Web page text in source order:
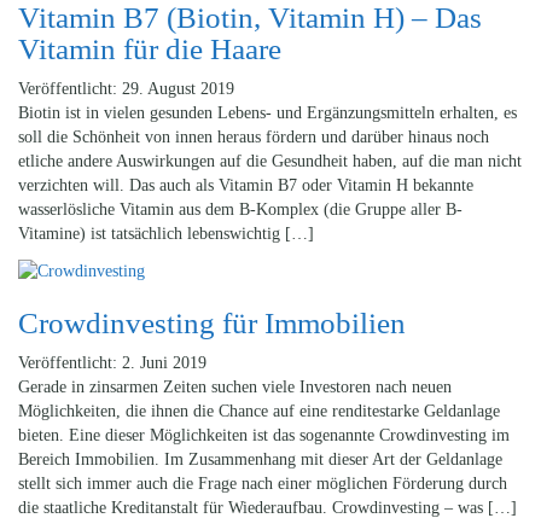
Vitamin B7 (Biotin, Vitamin H) – Das
Vitamin für die Haare
Veröffentlicht: 29. August 2019
Biotin ist in vielen gesunden Lebens- und Ergänzungsmitteln erhalten, es
soll die Schönheit von innen heraus fördern und darüber hinaus noch
etliche andere Auswirkungen auf die Gesundheit haben, auf die man nicht
verzichten will. Das auch als Vitamin B7 oder Vitamin H bekannte
wasserlösliche Vitamin aus dem B-Komplex (die Gruppe aller B-
Vitamine) ist tatsächlich lebenswichtig […]
Crowdinvesting für Immobilien
Veröffentlicht: 2. Juni 2019
Gerade in zinsarmen Zeiten suchen viele Investoren nach neuen
Möglichkeiten, die ihnen die Chance auf eine renditestarke Geldanlage
bieten. Eine dieser Möglichkeiten ist das sogenannte Crowdinvesting im
Bereich Immobilien. Im Zusammenhang mit dieser Art der Geldanlage
stellt sich immer auch die Frage nach einer möglichen Förderung durch
die staatliche Kreditanstalt für Wiederaufbau. Crowdinvesting – was […]